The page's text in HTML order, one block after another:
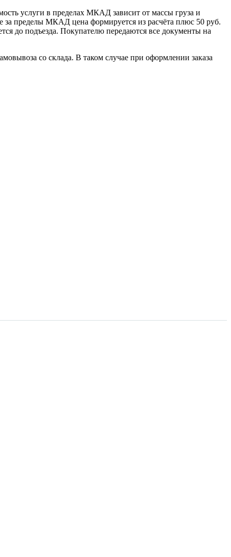
услуги в пределах МКАД зависит от массы груза и
за пределы МКАД цена формируется из расчёта плюс 50 руб.
до подъезда. Покупателю передаются все документы на
со склада. В таком случае при оформлении заказа